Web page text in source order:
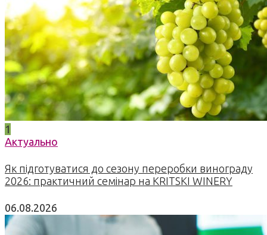
1
Актуально
Як підготуватися до сезону переробки винограду
2026: практичний семінар на KRITSKI WINERY
06.08.2026